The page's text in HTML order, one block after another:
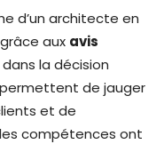
d’un architecte en
aux avis
la décision
de jauger
et de
compétences ont